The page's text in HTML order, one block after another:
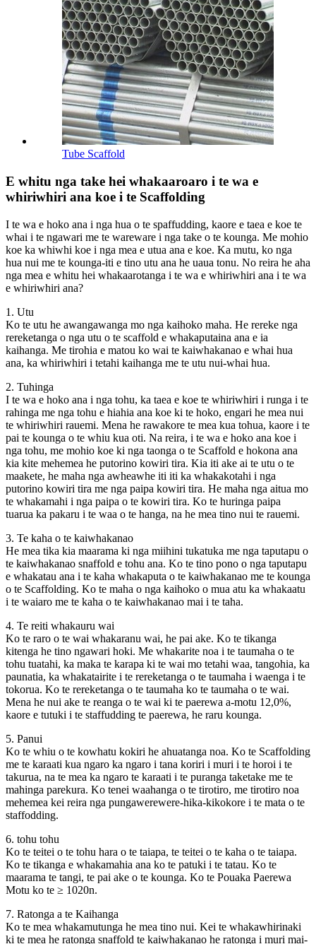
Tube Scaffold
E whitu nga take hei whakaaroaro i te wa e
whiriwhiri ana koe i te Scaffolding
I te wa e hoko ana i nga hua o te spaffudding, kaore e taea e koe te
whai i te ngawari me te wareware i nga take o te kounga. Me mohio
koe ka whiwhi koe i nga mea e utua ana e koe. Ka mutu, ko nga
hua nui me te kounga-iti e tino utu ana he uaua tonu. No reira he aha
nga mea e whitu hei whakaarotanga i te wa e whiriwhiri ana i te wa
e whiriwhiri ana?
1. Utu
Ko te utu he awangawanga mo nga kaihoko maha. He rereke nga
rereketanga o nga utu o te scaffold e whakaputaina ana e ia
kaihanga. Me tirohia e matou ko wai te kaiwhakanao e whai hua
ana, ka whiriwhiri i tetahi kaihanga me te utu nui-whai hua.
2. Tuhinga
I te wa e hoko ana i nga tohu, ka taea e koe te whiriwhiri i runga i te
rahinga me nga tohu e hiahia ana koe ki te hoko, engari he mea nui
te whiriwhiri rauemi. Mena he rawakore te mea kua tohua, kaore i te
pai te kounga o te whiu kua oti. Na reira, i te wa e hoko ana koe i
nga tohu, me mohio koe ki nga taonga o te Scaffold e hokona ana
kia kite mehemea he putorino kowiri tira. Kia iti ake ai te utu o te
maakete, he maha nga awheawhe iti iti ka whakakotahi i nga
putorino kowiri tira me nga paipa kowiri tira. He maha nga aitua mo
te whakamahi i nga paipa o te kowiri tira. Ko te huringa paipa
tuarua ka pakaru i te waa o te hanga, na he mea tino nui te rauemi.
3. Te kaha o te kaiwhakanao
He mea tika kia maarama ki nga miihini tukatuka me nga taputapu o
te kaiwhakanao snaffold e tohu ana. Ko te tino pono o nga taputapu
e whakatau ana i te kaha whakaputa o te kaiwhakanao me te kounga
o te Scaffolding. Ko te maha o nga kaihoko o mua atu ka whakaatu
i te waiaro me te kaha o te kaiwhakanao mai i te taha.
4. Te reiti whakauru wai
Ko te raro o te wai whakaranu wai, he pai ake. Ko te tikanga
kitenga he tino ngawari hoki. Me whakarite noa i te taumaha o te
tohu tuatahi, ka maka te karapa ki te wai mo tetahi waa, tangohia, ka
paunatia, ka whakatairite i te rereketanga o te taumaha i waenga i te
tokorua. Ko te rereketanga o te taumaha ko te taumaha o te wai.
Mena he nui ake te reanga o te wai ki te paerewa a-motu 12,0%,
kaore e tutuki i te staffudding te paerewa, he raru kounga.
5. Panui
Ko te whiu o te kowhatu kokiri he ahuatanga noa. Ko te Scaffolding
me te karaati kua ngaro ka ngaro i tana koriri i muri i te horoi i te
takurua, na te mea ka ngaro te karaati i te puranga taketake me te
mahinga parekura. Ko tenei waahanga o te tirotiro, me tirotiro noa
mehemea kei reira nga pungawerewere-hika-kikokore i te mata o te
staffodding.
6. tohu tohu
Ko te teitei o te tohu hara o te taiapa, te teitei o te kaha o te taiapa.
Ko te tikanga e whakamahia ana ko te patuki i te tatau. Ko te
maarama te tangi, te pai ake o te kounga. Ko te Pouaka Paerewa
Motu ko te ≥ 1020n.
7. Ratonga a te Kaihanga
Ko te mea whakamutunga he mea tino nui. Kei te whakawhirinaki
ki te mea he ratonga snaffold te kaiwhakanao he ratonga i muri mai-